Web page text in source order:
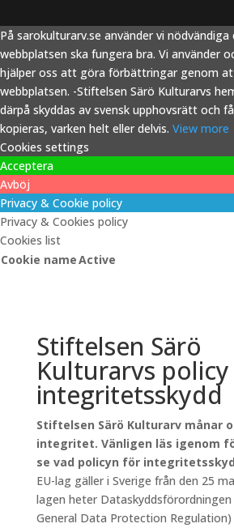
På sarokulturarv.se använder vi
webbplatsen ska fungera bra. Vi använder
hjälper oss att göra förbättringar genom
webbplatsen. -Stiftelsen Särö Kulturarvs
därpå skyddas av svensk upphovsrätt och
kopieras, varken helt eller delvis. View more
Cookies settings
Acceptera
Avböj
Privacy & Cookie policy
Privacy & Cookies policy
Cookies list
Cookie nameActive
Stiftelsen Särö
Kulturarvs
integritetsskydd
Stiftelsen Särö Kulturarv månar
integritet. Vänligen läs igenom
se vad policyn för
EU-lag gäller i Sverige från den 25
lagen heter
General Data Protection